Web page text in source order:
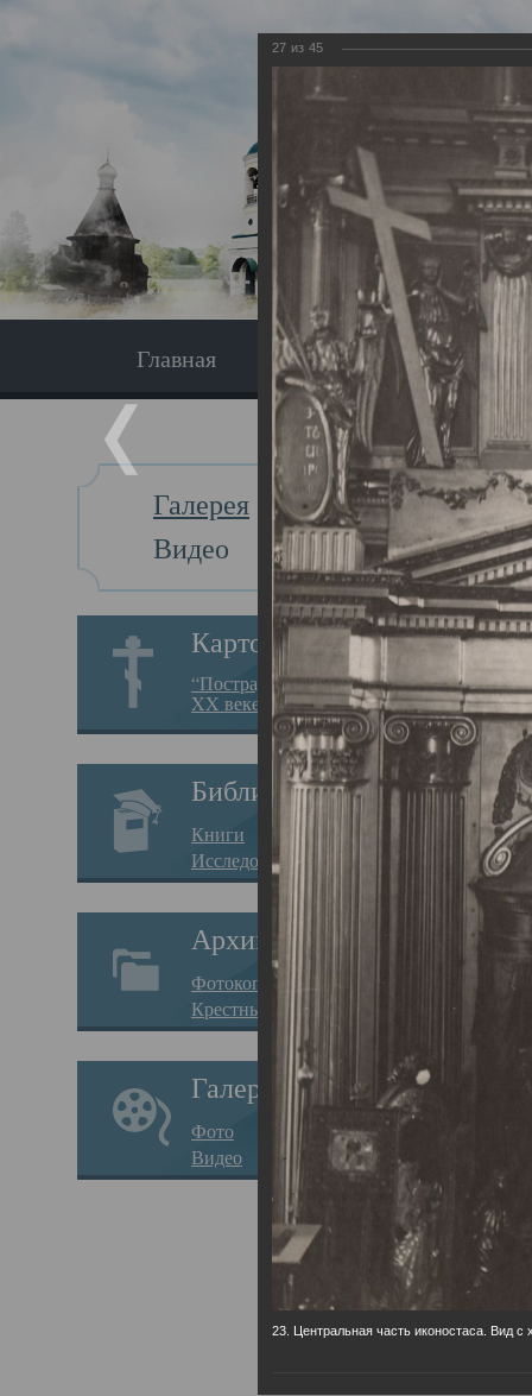
Главная Экскурсия
Галерея
Видео
Картотека
“Пострадавшие за веру в
XX веке на Севере”
Библиотека
Книги
Исследования
Архив
Фотокопии дел
Крестные ходы
Галерея
Фото
Видео
Главная
27 из 45
23. Центральная часть иконостаса. Вид с